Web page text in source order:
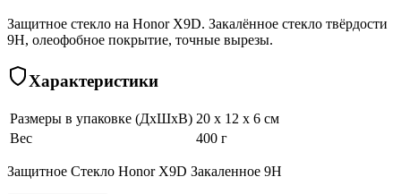
Защитное стекло на Honor X9D. Закалённое стекло твёрдости
9H, олеофобное покрытие, точные вырезы.
Характеристики
Размеры в упаковке (ДхШхВ) 20 x 12 x 6 см
Вес
400 г
Защитное Стекло Honor X9D Закаленное 9H